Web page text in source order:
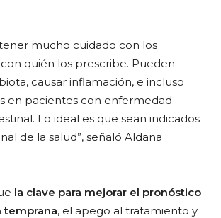
mucho cuidado con los
quién los prescribe. Pueden
causar inflamación, e incluso
en pacientes con enfermedad
Lo ideal es que sean indicados
de la salud”, señaló Aldana
la clave para mejorar el pronóstico
temprana, el apego al tratamiento y